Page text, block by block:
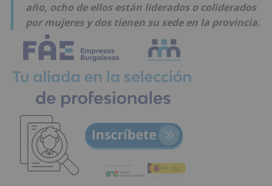
año, ocho de ellos están liderados o coliderados
por mujeres y dos tienen su sede en la provincia.